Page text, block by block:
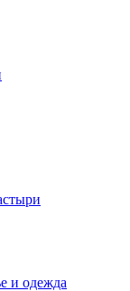
и одежда